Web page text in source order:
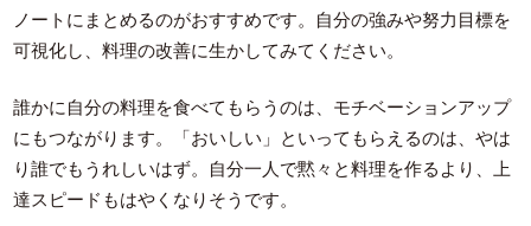
ノートにまとめるのがおすすめです。自分の強みや努力目標を
可視化し、料理の改善に生かしてみてください。
誰かに自分の料理を食べてもらうのは、モチベーションアップ
にもつながります。「おいしい」といってもらえるのは、やは
り誰でもうれしいはず。自分一人で黙々と料理を作るより、上
達スピードもはやくなりそうです。